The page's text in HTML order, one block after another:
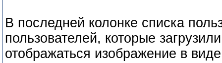
В последней колонке списка
пользователей, которые
отображаться изображение в